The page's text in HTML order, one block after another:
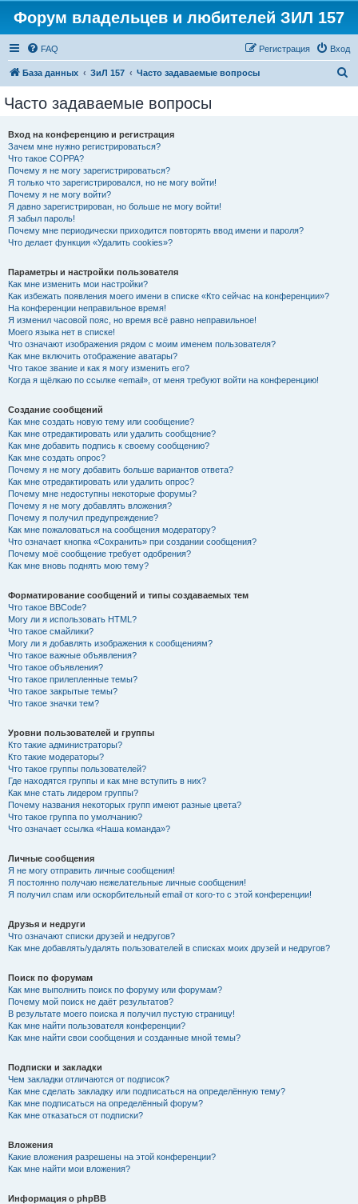
Форум владельцев и любителей ЗИЛ 157
FAQ Вход
Регистрация
База данных ЗиЛ 157 Часто задаваемые вопросы
Часто задаваемые вопросы
Вход на конференцию и регистрация
Зачем мне нужно регистрироваться?
Что такое COPPA?
Почему я не могу зарегистрироваться?
Я только что зарегистрировался, но не могу войти!
Почему я не могу войти?
Я давно зарегистрирован, но больше не могу войти!
Я забыл пароль!
Почему мне периодически приходится повторять ввод имени и пароля?
Что делает функция «Удалить cookies»?
Параметры и настройки пользователя
Как мне изменить мои настройки?
Как избежать появления моего имени в списке «Кто сейчас на конференции»?
На конференции неправильное время!
Я изменил часовой пояс, но время всё равно неправильное!
Моего языка нет в списке!
Что означают изображения рядом с моим именем пользователя?
Как мне включить отображение аватары?
Что такое звание и как я могу изменить его?
Когда я щёлкаю по ссылке «email», от меня требуют войти на конференцию!
Создание сообщений
Как мне создать новую тему или сообщение?
Как мне отредактировать или удалить сообщение?
Как мне добавить подпись к своему сообщению?
Как мне создать опрос?
Почему я не могу добавить больше вариантов ответа?
Как мне отредактировать или удалить опрос?
Почему мне недоступны некоторые форумы?
Почему я не могу добавлять вложения?
Почему я получил предупреждение?
Как мне пожаловаться на сообщения модератору?
Что означает кнопка «Сохранить» при создании сообщения?
Почему моё сообщение требует одобрения?
Как мне вновь поднять мою тему?
Форматирование сообщений и типы создаваемых тем
Что такое BBCode?
Могу ли я использовать HTML?
Что такое смайлики?
Могу ли я добавлять изображения к сообщениям?
Что такое важные объявления?
Что такое объявления?
Что такое прилепленные темы?
Что такое закрытые темы?
Что такое значки тем?
Уровни пользователей и группы
Кто такие администраторы?
Кто такие модераторы?
Что такое группы пользователей?
Где находятся группы и как мне вступить в них?
Как мне стать лидером группы?
Почему названия некоторых групп имеют разные цвета?
Что такое группа по умолчанию?
Что означает ссылка «Наша команда»?
Личные сообщения
Я не могу отправить личные сообщения!
Я постоянно получаю нежелательные личные сообщения!
Я получил спам или оскорбительный email от кого-то с этой конференции!
Друзья и недруги
Что означают списки друзей и недругов?
Как мне добавлять/удалять пользователей в списках моих друзей и недругов?
Поиск по форумам
Как мне выполнить поиск по форуму или форумам?
Почему мой поиск не даёт результатов?
В результате моего поиска я получил пустую страницу!
Как мне найти пользователя конференции?
Как мне найти свои сообщения и созданные мной темы?
Подписки и закладки
Чем закладки отличаются от подписок?
Как мне сделать закладку или подписаться на определённую тему?
Как мне подписаться на определённый форум?
Как мне отказаться от подписки?
Вложения
Какие вложения разрешены на этой конференции?
Как мне найти мои вложения?
Информация о phpBB